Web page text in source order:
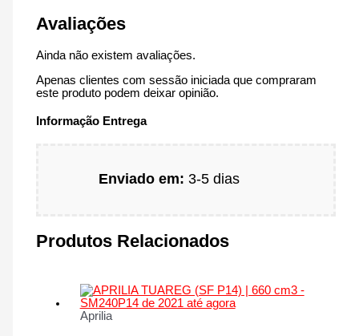
Avaliações
Ainda não existem avaliações.
Apenas clientes com sessão iniciada que compraram
este produto podem deixar opinião.
Informação Entrega
Enviado em: 3-5 dias
Produtos Relacionados
Aprilia